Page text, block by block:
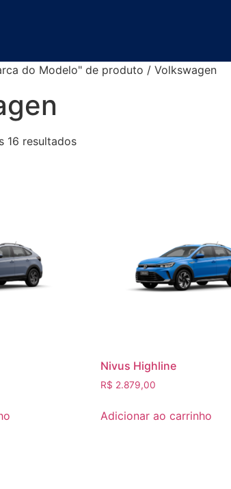
do Modelo" de produto / Volkswagen
16 resultados
Nivus Highline
R$ 2.879,00
Adicionar ao carrinho